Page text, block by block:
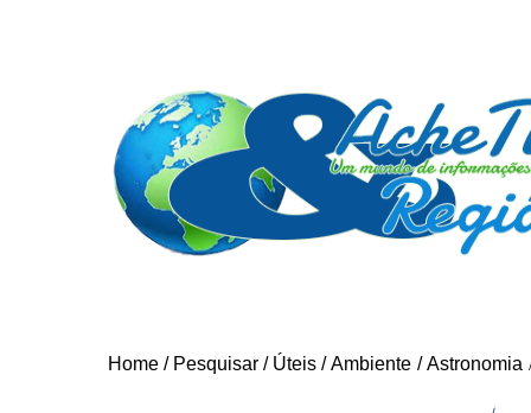
Home / Pesquisar / Úteis /Ambiente /Astronomia